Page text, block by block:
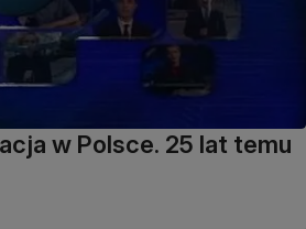
w Polsce. 25 lat temu